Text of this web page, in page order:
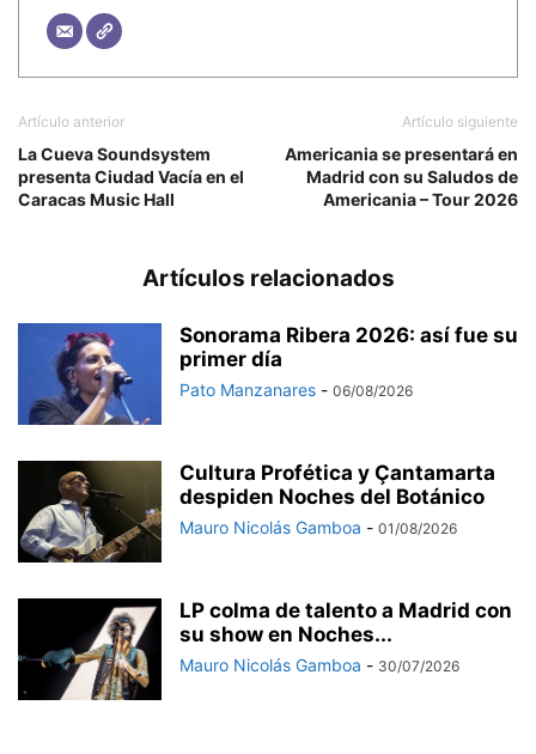
Artículo anterior
La Cueva Soundsystem
presenta Ciudad Vacía en el
Caracas Music Hall
Artículo siguiente
Americania se presentará en
Madrid con su Saludos de
Americania – Tour 2026
Artículos relacionados
Sonorama Ribera 2026: así fue su
primer día
Pato Manzanares - 06/08/2026
Cultura Profética y Çantamarta
despiden Noches del Botánico
Mauro Nicolás Gamboa - 01/08/2026
LP colma de talento a Madrid con
su show en Noches...
Mauro Nicolás Gamboa - 30/07/2026